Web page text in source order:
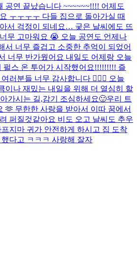
공연 끝났습니다 ~~~~~~!!!! 어제도
ㅜㅜㅜㅜ 다들 집으로 돌아가실 때
서 걱정이 되네요… 궂은 날씨에도 뜨
무 고마워요 😭 오늘 공연도 언제나
서 너무 즐겁고 소중한 추억이 되었어
너무 반가웠어요 내일도 어제랑 오늘
펄스 온 투어가 시작했어요!!!!!!!!! 즐
러분들 너무 감사합니다 🙇🏻‍♂️ 오늘
이나 재밌는 내일을 위해 더 열심히 할
가시는 길,감기 조심하세요🙂우리 트
🫶 무한한 사랑을 받아서 이따 꿈에서
퍼질것같아요 비도 오고 날씨도 추우
지마 귀가 안전하게 하시고 집 도착
다고 ㅋㅋㅋ 사랑해 잘자